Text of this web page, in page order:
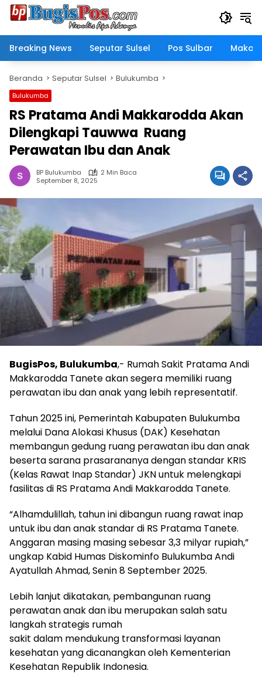
Langsung
Breaking News
Seputar Sulsel Pos Sulbar
Beranda Seputar Sulsel Bulukumba
Bulukumba
RS Pratama Andi Makkarodda Akan
Dilengkapi Tauwwa Ruang
Perawatan Ibu dan Anak
BP Bulukumba
2 Min Baca
September 8, 2025
BugisPos, Bulukumba,- Rumah Sakit Pratama Andi
Makkarodda Tanete akan segera memiliki ruang
perawatan ibu dan anak yang lebih representatif.
Tahun 2025 ini, Pemerintah Kabupaten Bulukumba
melalui Dana Alokasi Khusus (DAK) Kesehatan
membangun gedung ruang perawatan ibu dan anak
beserta sarana prasarananya dengan standar KRIS
(Kelas Rawat Inap Standar) JKN untuk melengkapi
fasilitas di RS Pratama Andi Makkarodda Tanete.
“Alhamdulillah, tahun ini dibangun ruang rawat inap
untuk ibu dan anak standar di RS Pratama Tanete.
Anggaran masing masing sebesar 3,3 milyar rupiah,”
ungkap Kabid Humas Diskominfo Bulukumba Andi
Ayatullah Ahmad, Senin 8 September 2025.
Lebih lanjut dikatakan, pembangunan ruang
perawatan anak dan ibu merupakan salah satu
langkah strategis rumah
sakit dalam mendukung transformasi layanan
kesehatan yang dicanangkan oleh Kementerian
Kesehatan Republik Indonesia.